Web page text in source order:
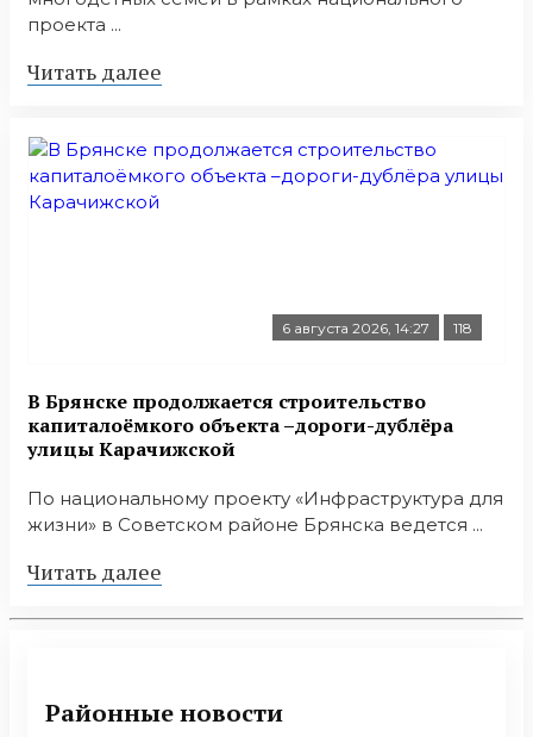
проекта ...
Читать далее
6 августа 2026, 14:27 118
В Брянске продолжается строительство
капиталоёмкого объекта –дороги-дублёра
улицы Карачижской
По национальному проекту «Инфраструктура для
жизни» в Советском районе Брянска ведется ...
Читать далее
Районные новости